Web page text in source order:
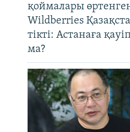
қоймалары
Wildberries
тікті: Астанаға
ма?